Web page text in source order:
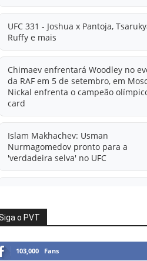
UFC 331 - Joshua x Pantoja,
Ruffy e mais
Chimaev enfrentará Woodley no
da RAF em 5 de setembro, em
Nickal enfrenta o campeão
card
Islam Makhachev: Usman
Nurmagomedov pronto para a
'verdadeira selva' no UFC
informações sobre possível
para o UFC após novas
Islam Makhachev: Há concorrentes
o PVT
103,000 Fans